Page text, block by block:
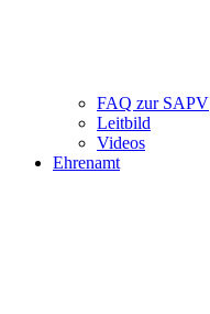
FAQ zur SAPV
Leitbild
Videos
Ehrenamt